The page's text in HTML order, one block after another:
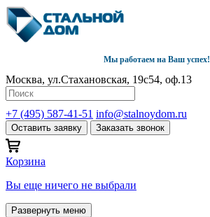
Мы работаем на Ваш успех!
Москва, ул.Стахановская, 19с54, оф.13
+7 (495) 587-41-51 info@stalnoydom.ru
Оставить заявку Заказать звонок
Корзина
Вы еще ничего не выбрали
Развернуть меню